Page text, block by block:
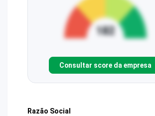
Consultar score da empresa
Razão Social